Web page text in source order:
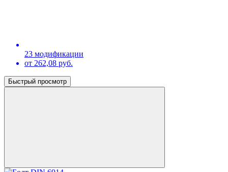
23 модификации
от 262,08 руб.
Быстрый просмотр